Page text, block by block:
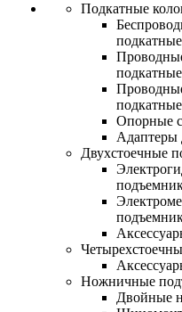
Подкатные
Опорные
Адаптеры
Двухстоечные
Ножничные
Двойные